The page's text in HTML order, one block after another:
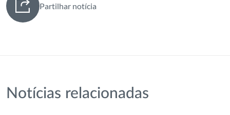
Partilhar notícia
Notícias relacionadas